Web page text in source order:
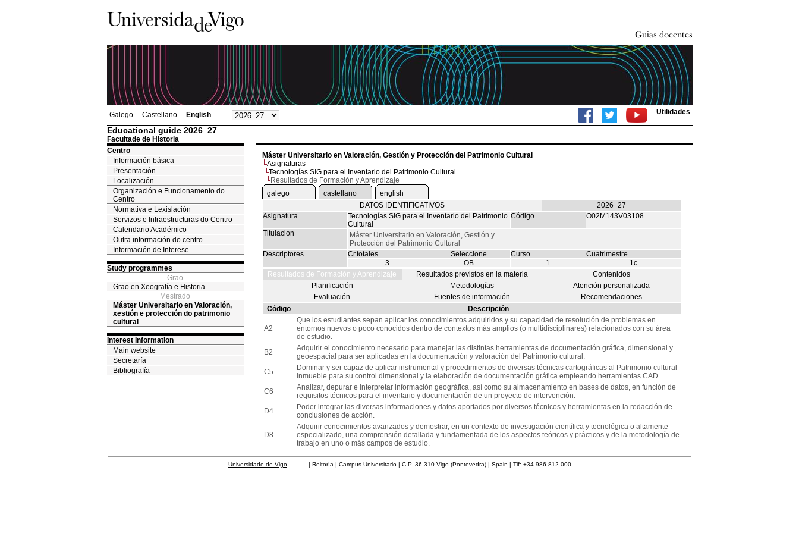
Galego Castellano English Utilidades
Educational guide 2026_27
Facultade de Historia
Centro
Información básica
Presentación
Localización
Organización e Funcionamento do
Centro
Normativa e Lexislación
Servizos e Infraestructuras do Centro
Calendario Académico
Outra información do centro
Información de Interese
Study programmes
Grao
Grao en Xeografía e Historia
Mestrado
Máster Universitario en Valoración,
xestión e protección do patrimonio
cultural
Interest Information
Main website
Secretaría
Bibliografía
Máster Universitario en Valoración, Gestión y Protección del Patrimonio Cultural
Asignaturas
Tecnologías SIG para el Inventario del Patrimonio Cultural
Resultados de Formación y Aprendizaje
galego
castellano
english
DATOS IDENTIFICATIVOS
2026_27
Asignatura
Tecnologías SIG para el Inventario del Patrimonio
Cultural
Código O02M143V03108
Titulacion
Máster Universitario en Valoración, Gestión y
Protección del Patrimonio Cultural
Descriptores
Cr.totales Seleccione Curso
Cuatrimestre
3
OB 1
1c
Resultados de Formación y Aprendizaje
Resultados previstos en la materia
Contenidos
Planificación
Metodologías
Atención personalizada
Evaluación
Fuentes de información
Recomendaciones
Código
Descripción
A2
Que los estudiantes sepan aplicar los conocimientos adquiridos y su capacidad de resolución de problemas en
entornos nuevos o poco conocidos dentro de contextos más amplios (o multidisciplinares) relacionados con su área
de estudio.
B2
Adquirir el conocimiento necesario para manejar las distintas herramientas de documentación gráfica, dimensional y
geoespacial para ser aplicadas en la documentación y valoración del Patrimonio cultural.
C5
Dominar y ser capaz de aplicar instrumental y procedimientos de diversas técnicas cartográficas al Patrimonio cultural
inmueble para su control dimensional y la elaboración de documentación gráfica empleando herramientas CAD.
C6
Analizar, depurar e interpretar información geográfica, así como su almacenamiento en bases de datos, en función de
requisitos técnicos para el inventario y documentación de un proyecto de intervención.
D4
Poder integrar las diversas informaciones y datos aportados por diversos técnicos y herramientas en la redacción de
conclusiones de acción.
D8
Adquirir conocimientos avanzados y demostrar, en un contexto de investigación científica y tecnológica o altamente
especializado, una comprensión detallada y fundamentada de los aspectos teóricos y prácticos y de la metodología de
trabajo en uno o más campos de estudio.
Universidade de Vigo| Reitoría | Campus Universitario | C.P. 36.310 Vigo (Pontevedra) | Spain | Tlf: +34 986 812 000